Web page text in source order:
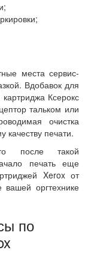
места сервис-
Вдобавок для
картриджа Ксерокс
тальком или
очистка
качеству печати.
после такой
печать еще
Xerox от
оргтехнике
по